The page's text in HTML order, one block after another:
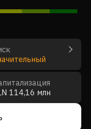
114,16 млн